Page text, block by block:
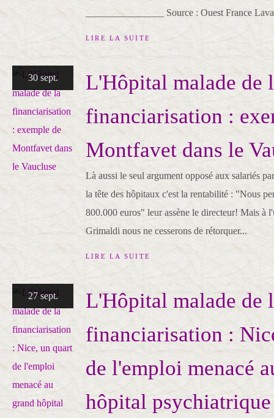
________________ Source : Ouest France
LIRE LA SUITE
30 sept.
L'Hôpital malade de
financiarisation :
Montfavet dans le
Là aussi le seul argument opposé aux salariés
la tête des hôpitaux c'est la rentabilité : "Nous
800.000 euros" leur assène le directeur! Mais à
Grimaldi nous ne cesserons de rétorquer...
LIRE LA SUITE
27 sept.
L'Hôpital malade de
financiarisation :
de l'emploi menacé
hôpital